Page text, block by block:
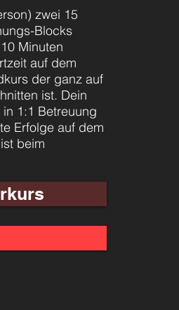
zwei 15
Blocks
Minuten
auf dem
der ganz auf
ist. Dein
1:1 Betreuung
Erfolge auf dem
beim